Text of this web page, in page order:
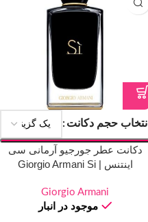
انتخاب حجم دکانت
دکانت عطر جورجیو آرمانی سی
اینتنس | Giorgio Armani Si
Giorgio Armani
موجود در انبار